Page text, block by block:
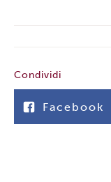
Condividi
Facebook